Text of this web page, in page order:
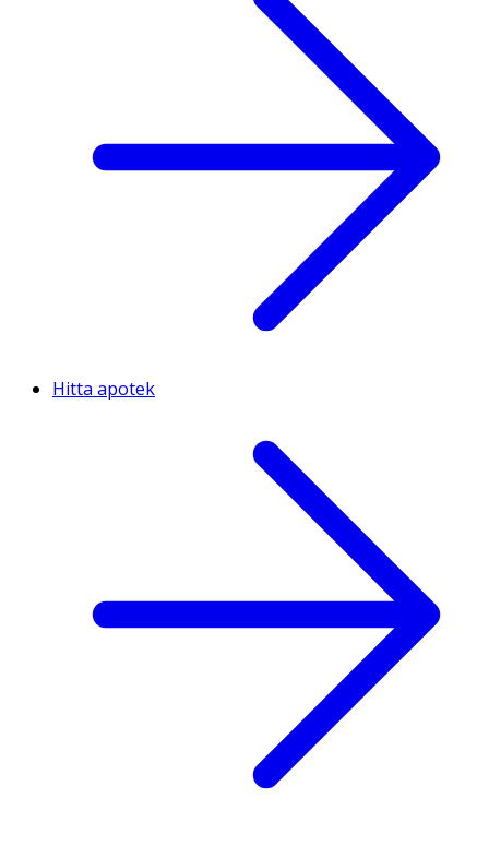
Hitta apotek